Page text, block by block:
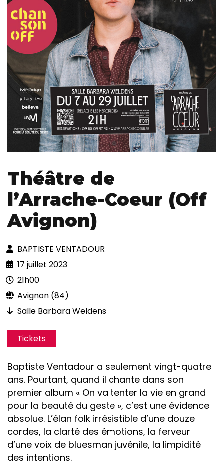
Théâtre de
l’Arrache-Coeur (Off
Avignon)
BAPTISTE VENTADOUR
17 juillet 2023
21h00
Avignon (84)
Salle Barbara Weldens
Tickets
Baptiste Ventadour a seulement vingt-quatre
ans. Pourtant, quand il chante dans son
premier album « On va tenter la vie en grand
pour la beauté du geste », c’est une évidence
absolue. L’élan folk irrésistible d’une douze
cordes, la clarté des émotions, la ferveur
d’une voix de bluesman juvénile, la limpidité
des intentions.